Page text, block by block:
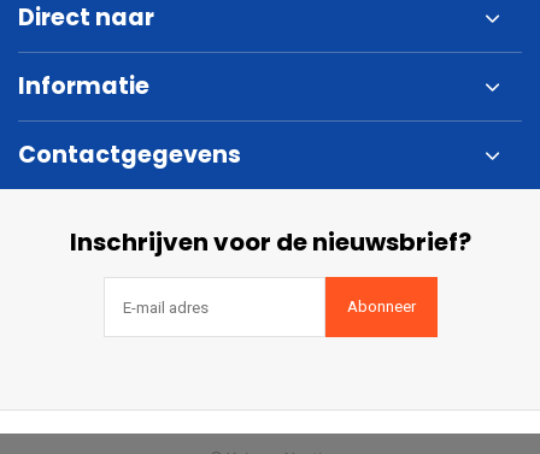
Direct naar
Informatie
Contactgegevens
Inschrijven voor de nieuwsbrief?
Abonneer